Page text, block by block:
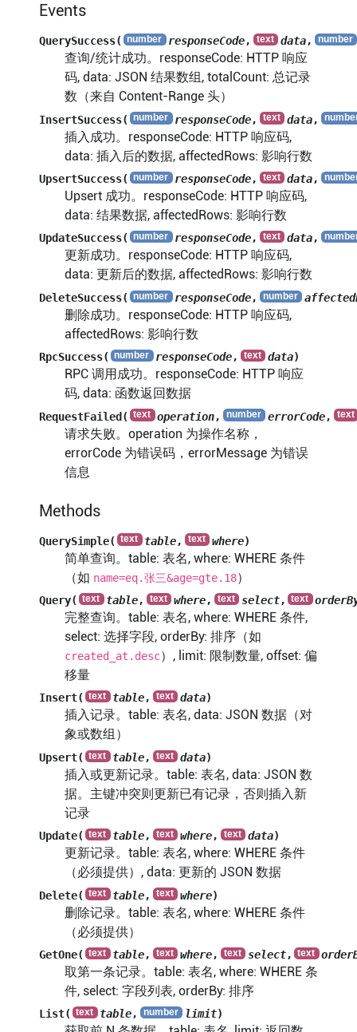
Events
QuerySuccess( responseCode, data,
查询/统计成功。responseCode: HTTP 响应
码, data: JSON 结果数组, totalCount: 总记录
数（来自 Content-Range 头）
InsertSuccess( responseCode, data,
插入成功。responseCode: HTTP 响应码,
data: 插入后的数据, affectedRows: 影响行数
UpsertSuccess( responseCode, data,
Upsert 成功。responseCode: HTTP 响应码,
data: 结果数据, affectedRows: 影响行数
UpdateSuccess( responseCode, data,
更新成功。responseCode: HTTP 响应码,
data: 更新后的数据, affectedRows: 影响行数
DeleteSuccess( responseCode,
删除成功。responseCode: HTTP 响应码,
affectedRows: 影响行数
RpcSuccess( responseCode, data)
RPC 调用成功。responseCode: HTTP 响应
码, data: 函数返回数据
RequestFailed( operation, errorCode,
请求失败。operation 为操作名称，
errorCode 为错误码，errorMessage 为错误
信息
Methods
QuerySimple( table, where)
简单查询。table: 表名, where: WHERE 条件
（如 name=eq.张三&age=gte.18）
Query( table, where, select,
完整查询。table: 表名, where: WHERE 条件,
select: 选择字段, orderBy: 排序（如
created_at.desc）, limit: 限制数量, offset: 偏
移量
Insert( table, data)
插入记录。table: 表名, data: JSON 数据（对
象或数组）
Upsert( table, data)
插入或更新记录。table: 表名, data: JSON 数
据。主键冲突则更新已有记录，否则插入新
记录
Update( table, where, data)
更新记录。table: 表名, where: WHERE 条件
（必须提供）, data: 更新的 JSON 数据
Delete( table, where)
删除记录。table: 表名, where: WHERE 条件
（必须提供）
GetOne( table, where, select,
取第一条记录。table: 表名, where: WHERE 条
件, select: 字段列表, orderBy: 排序
List( table, limit)